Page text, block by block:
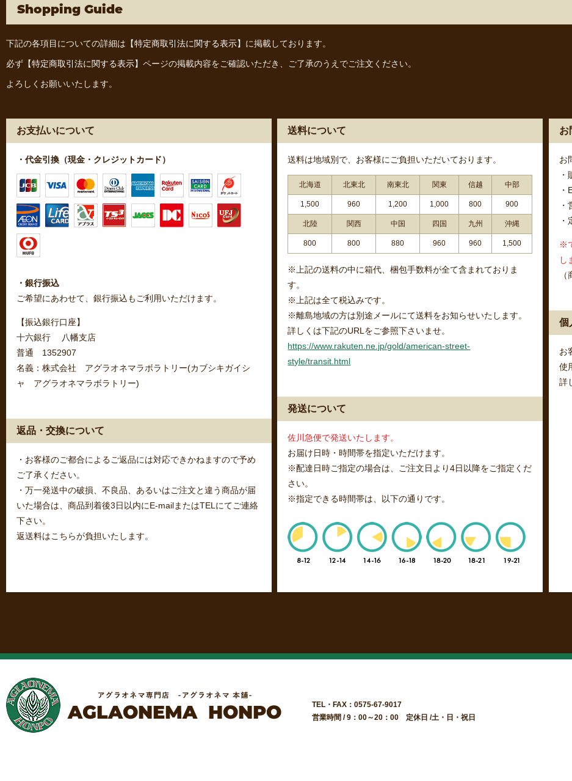
Shopping Guide
下記の各項目についての詳細は 【特定商取引法に関する表示】 に掲載しております。
必ず 【特定商取引法に関する表示】 ページの掲載内容をご確認いただき、ご了承のうえでご注文ください。
よろしくお願いいたします。
お支払いについて
・代金引換（現金・クレジットカード）
・銀行振込
ご希望にあわせて、銀行振込もご利用いただけます。
【振込銀行口座】
十六銀行 八幡支店
普通 1352907
名義：株式会社 アグラオネマラボラトリー(カブシキガイシ
ャ アグラオネマラボラトリー)
返品・交換について
・お客様のご都合によるご返品には対応できかねますので予め
ご了承ください。
・万一発送中の破損、不良品、あるいはご注文と違う商品が届
いた場合は、商品到着後3日以内にE-mailまたはTELにてご連絡
下さい。
返送料はこちらが負担いたします。
送料について
送料は地域別で、お客様にご負担いただいております。
北海道 北東北 南東北 関東 信越 中部
1,500 960 1,200 1,000 800 900
北陸 関西 中国 四国 九州 沖縄
800 800 880 960 960 1,500
※上記の送料の中に箱代、梱包手数料が全て含まれておりま
す。
※上記は全て税込みです。
※離島地域の方は別途メールにて送料をお知らせいたします。
詳しくは下記のURLをご参照下さいませ。
https://www.rakuten.ne.jp/gold/american-street-
style/transit.html
発送について
佐川急便で発送いたします。
お届け日時・時間帯を指定いただけます。
※配達日時ご指定の場合は、ご注文日より4日以降をご指定くだ
さい。
※指定できる時間帯は、以下の通りです。
お
お
※
し
個
お
使
詳
TEL・FAX：0575-67-9017
営業時間 / 9：00～20：00 定休日 /土・日・祝日